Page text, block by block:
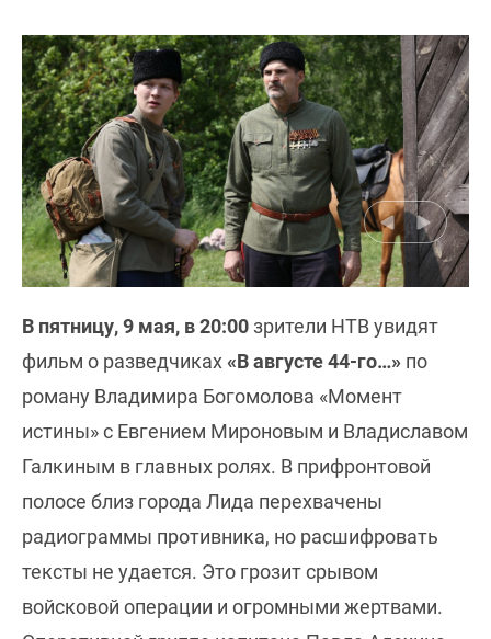
В пятницу, 9 мая, в 20:00зрители НТВ увидят
фильм о разведчиках«В августе 44-го…» по
роману Владимира Богомолова «Момент
истины» с Евгением Мироновым и Владиславом
Галкиным в главных ролях. В прифронтовой
полосе близ города Лида перехвачены
радиограммы противника, но расшифровать
тексты не удается. Это грозит срывом
войсковой операции и огромными жертвами.